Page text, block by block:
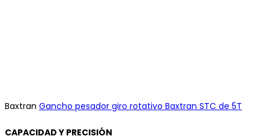
Baxtran Gancho pesador giro rotativo Baxtran STC de 5T
CAPACIDAD Y PRECISIÓN